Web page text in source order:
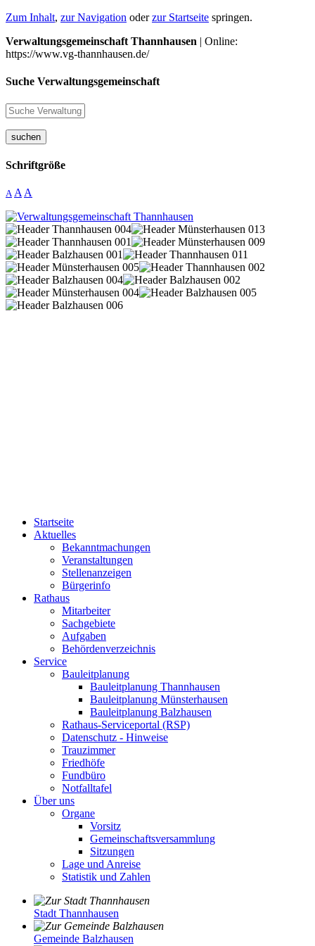
Zum Inhalt, zur Navigation oderzur Startseite springen.
Verwaltungsgemeinschaft Thannhausen | Online:
https://www.vg-thannhausen.de/
Suche Verwaltungsgemeinschaft
suchen
Schriftgröße
A A A
Startseite
Aktuelles
Bekanntmachungen
Veranstaltungen
Stellenanzeigen
Bürgerinfo
Rathaus
Mitarbeiter
Sachgebiete
Aufgaben
Behördenverzeichnis
Service
Bauleitplanung
Bauleitplanung Thannhausen
Bauleitplanung Münsterhausen
Bauleitplanung Balzhausen
Rathaus-Serviceportal (RSP)
Datenschutz - Hinweise
Trauzimmer
Friedhöfe
Fundbüro
Notfalltafel
Über uns
Organe
Vorsitz
Gemeinschaftsversammlung
Sitzungen
Lage und Anreise
Statistik und Zahlen
Stadt Thannhausen
Gemeinde Balzhausen